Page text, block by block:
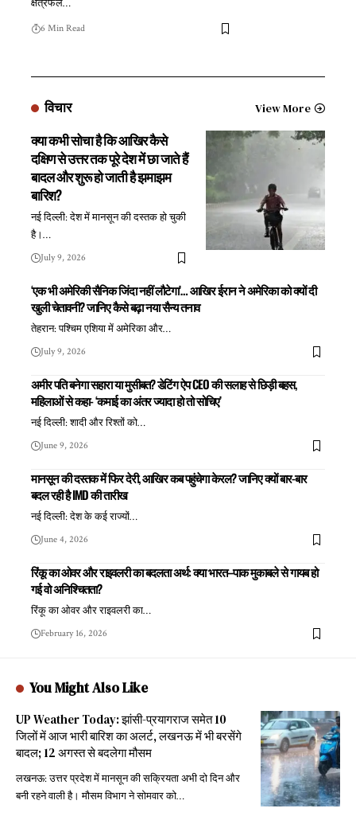
क्षेत्रफल…
6 Min Read
विचार View More
क्या कभी सोचा है कि आखिर कैसे
दक्षिण से उत्तर तक पूरे देश में छा जाते हैं
बादल और शुरू हो जाती है झमाझम
बारिश?
नई दिल्ली: देश में मानसून की दस्तक हो चुकी
है।…
July 9, 2026
‘एक भी अमेरिकी सैनिक जिंदा नहीं लौटेगा’… आखिर ईरान ने अमेरिका को क्यों दी
खुली चेतावनी? जानिए कैसे बढ़ा नया सैन्य तनाव
तेहरान: पश्चिम एशिया में अमेरिका और…
July 9, 2026
अमीर पति बनेगा सहारा या मुसीबत? डेटिंग ऐप CEO की सलाह से छिड़ी बहस,
महिलाओं से कहा- ‘कमाई का अंतर ज्यादा हो तो सोचिए’
नई दिल्ली: शादी और रिश्तों को…
June 9, 2026
मानसून की दस्तक में फिर देरी, आखिर कब पहुंचेगा केरल? जानिए क्यों बार-बार
बदल रही है IMD की तारीख
नई दिल्ली: देश के कई राज्यों…
June 4, 2026
रिंकू का ओवर और राइवलरी का बदलता अर्थ: क्या भारत–पाक मुकाबले से गायब हो
गई वो अनिश्चितता?
रिंकू का ओवर और राइवलरी का…
February 16, 2026
You Might Also Like
UP Weather Today: झांसी-प्रयागराज समेत 10
जिलों में आज भारी बारिश का अलर्ट, लखनऊ में भी बरसेंगे
बादल; 12 अगस्त से बदलेगा मौसम
लखनऊ: उत्तर प्रदेश में मानसून की सक्रियता अभी दो दिन और
बनी रहने वाली है। मौसम विभाग ने सोमवार को…